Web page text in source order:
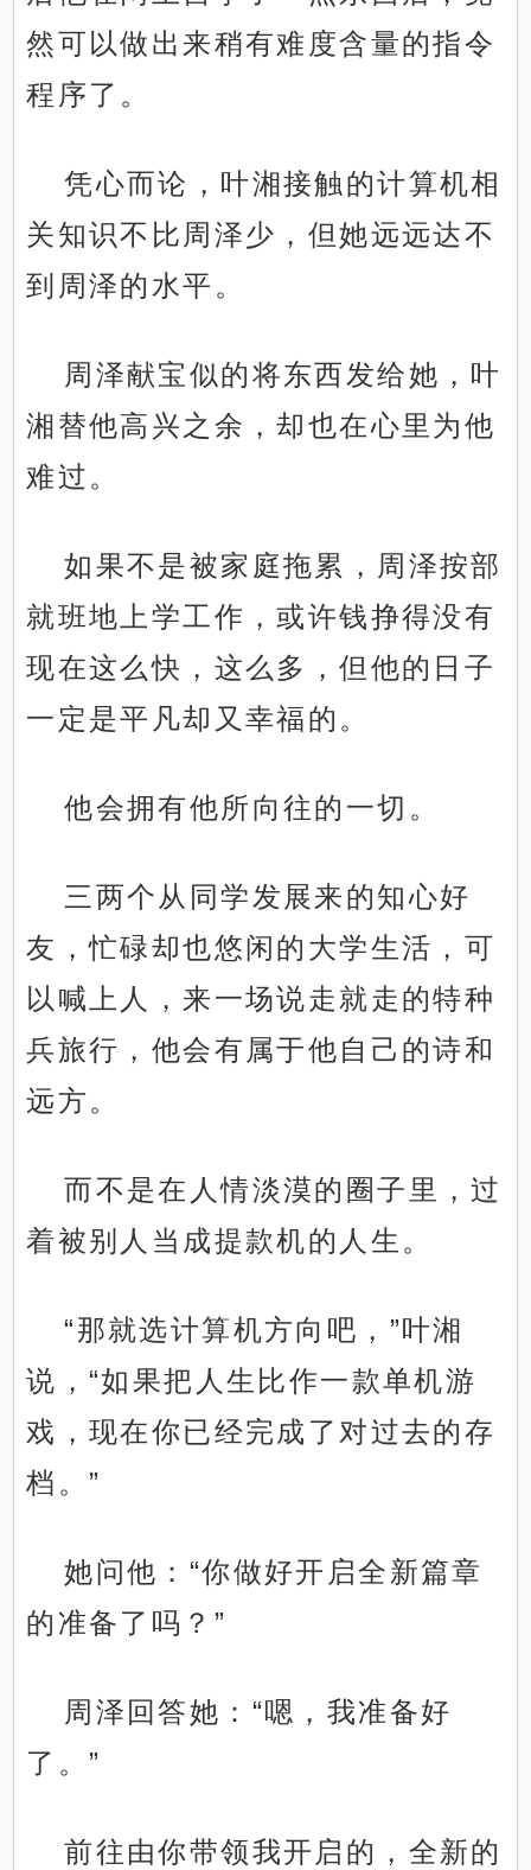
然可以做出来稍有难度含量的指令
程序了。
凭心而论，叶湘接触的计算机相
关知识不比周泽少，但她远远达不
到周泽的水平。
周泽献宝似的将东西发给她，叶
湘替他高兴之余，却也在心里为他
难过。
如果不是被家庭拖累，周泽按部
就班地上学工作，或许钱挣得没有
现在这么快，这么多，但他的日子
一定是平凡却又幸福的。
他会拥有他所向往的一切。
三两个从同学发展来的知心好
友，忙碌却也悠闲的大学生活，可
以喊上人，来一场说走就走的特种
兵旅行，他会有属于他自己的诗和
远方。
而不是在人情淡漠的圈子里，过
着被别人当成提款机的人生。
“那就选计算机方向吧，”叶湘
说，“如果把人生比作一款单机游
戏，现在你已经完成了对过去的存
档。”
她问他：“你做好开启全新篇章
的准备了吗？”
周泽回答她：“嗯，我准备好
了。”
前往由你带领我开启的，全新的